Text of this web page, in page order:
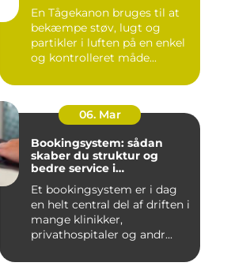
En Tågekanon bruges til at
bekæmpe støv, lugt og
partikler i luften på en enkel
og kontrolleret måde...
06. Mar
Bookingsystem: sådan
skaber du struktur og
bedre service i
Et bookingsystem er i dag
en helt central del af driften i
mange klinikker,
privathospitaler og andr...